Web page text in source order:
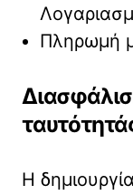
Πληρωμή
Η